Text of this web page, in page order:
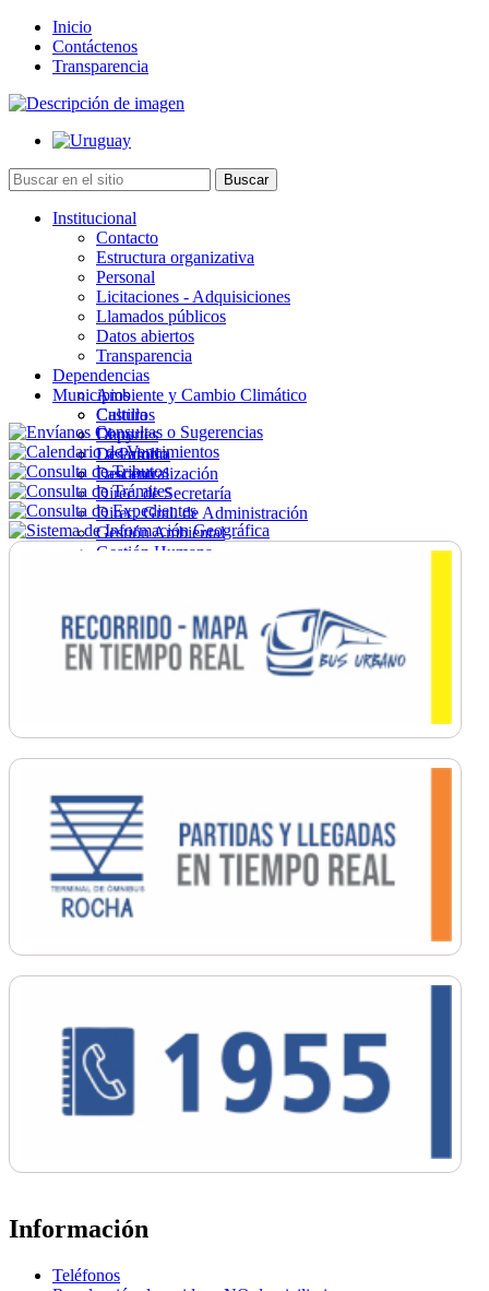
Inicio
Contáctenos
Transparencia
Institucional
Contacto
Estructura organizativa
Personal
Licitaciones - Adquisiciones
Llamados públicos
Datos abiertos
Transparencia
Dependencias
Ambiente y Cambio Climático
Cultura
Deportes
Desarrollo
Descentralización
Direc. de Secretaría
Direc. Gral. de Administración
Gestión Ambiental
Gestión Humana
Ordenamiento
Promoción Social
Salud
Secretaría General
Municipios
Castillos
Chuy
La Paloma
Lascano
Información
Teléfonos